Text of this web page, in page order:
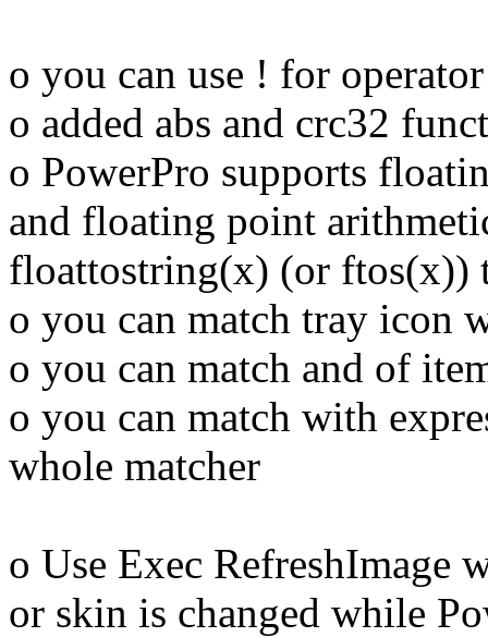
o you can use ! for
o added abs and crc32
o PowerPro supports
and floating point
floattostring(x) (or ftos(x))
o you can match tray icon
o you can match and of
o you can match with
whole matcher
o Use Exec RefreshImage
or skin is changed while